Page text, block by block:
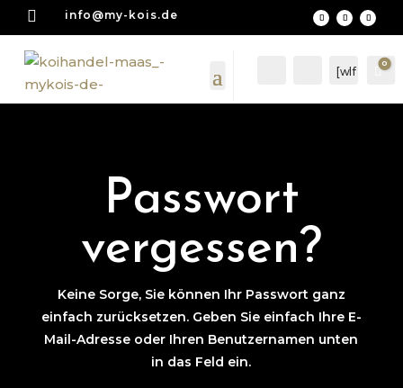
 info@my-kois.de
Suche
[wlf
_wi
0
Passwort
vergessen?
Keine Sorge, Sie können Ihr Passwort ganz
einfach zurücksetzen. Geben Sie einfach Ihre E-
Mail-Adresse oder Ihren Benutzernamen unten
in das Feld ein.